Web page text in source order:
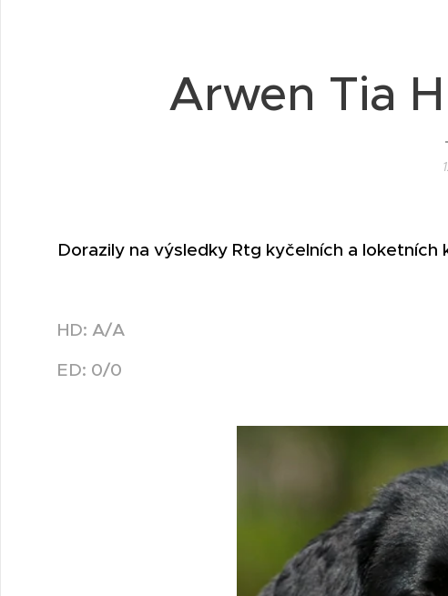
Arwen Tia
Dorazily na výsledky Rtg kyčelních a
HD: A/A
ED: 0/0